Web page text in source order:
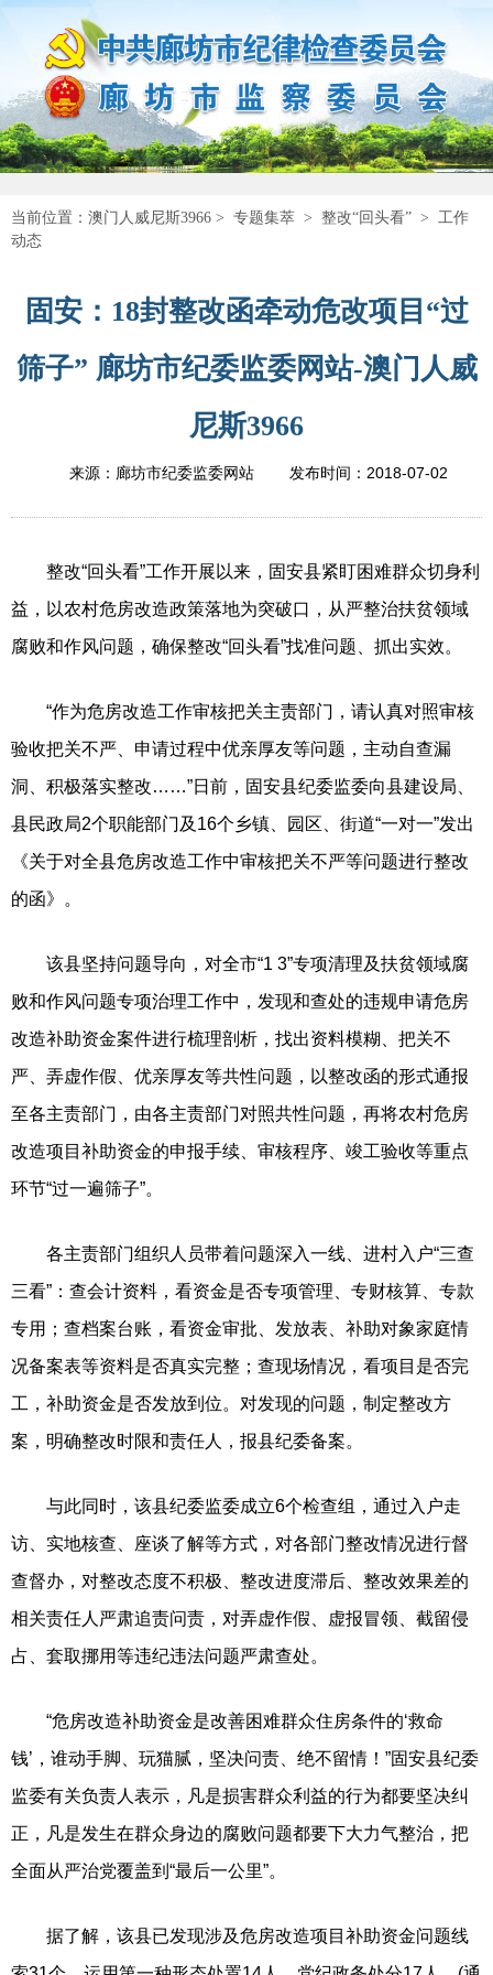
当前位置： 澳门人威尼斯3966 > 专题集萃 > 整改“回头看” > 工作
动态
固安：18封整改函牵动危改项目“过
筛子” 廊坊市纪委监委网站-澳门人威
尼斯3966
来源：廊坊市纪委监委网站 发布时间： 2018-07-02
整改“回头看”工作开展以来，固安县紧盯困难群众切身利
益，以农村危房改造政策落地为突破口，从严整治扶贫领域
腐败和作风问题，确保整改“回头看”找准问题、抓出实效。
“作为危房改造工作审核把关主责部门，请认真对照审核
验收把关不严、申请过程中优亲厚友等问题，主动自查漏
洞、积极落实整改……”日前，固安县纪委监委向县建设局、
县民政局2个职能部门及16个乡镇、园区、街道“一对一”发出
《关于对全县危房改造工作中审核把关不严等问题进行整改
的函》。
该县坚持问题导向，对全市“1 3”专项清理及扶贫领域腐
败和作风问题专项治理工作中，发现和查处的违规申请危房
改造补助资金案件进行梳理剖析，找出资料模糊、把关不
严、弄虚作假、优亲厚友等共性问题，以整改函的形式通报
至各主责部门，由各主责部门对照共性问题，再将农村危房
改造项目补助资金的申报手续、审核程序、竣工验收等重点
环节“过一遍筛子”。
各主责部门组织人员带着问题深入一线、进村入户“三查
三看”：查会计资料，看资金是否专项管理、专财核算、专款
专用；查档案台账，看资金审批、发放表、补助对象家庭情
况备案表等资料是否真实完整；查现场情况，看项目是否完
工，补助资金是否发放到位。对发现的问题，制定整改方
案，明确整改时限和责任人，报县纪委备案。
与此同时，该县纪委监委成立6个检查组，通过入户走
访、实地核查、座谈了解等方式，对各部门整改情况进行督
查督办，对整改态度不积极、整改进度滞后、整改效果差的
相关责任人严肃追责问责，对弄虚作假、虚报冒领、截留侵
占、套取挪用等违纪违法问题严肃查处。
“危房改造补助资金是改善困难群众住房条件的‘救命
钱’，谁动手脚、玩猫腻，坚决问责、绝不留情！”固安县纪委
监委有关负责人表示，凡是损害群众利益的行为都要坚决纠
正，凡是发生在群众身边的腐败问题都要下大力气整治，把
全面从严治党覆盖到“最后一公里”。
据了解，该县已发现涉及危房改造项目补助资金问题线